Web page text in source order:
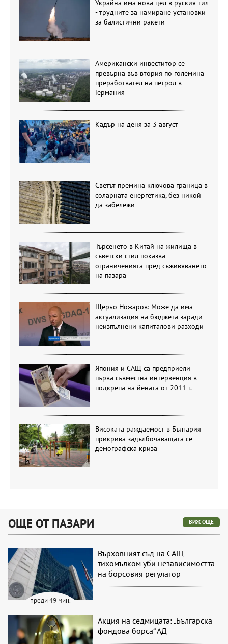
Украйна има нова цел в руския тил
- трудните за намиране установки
за балистични ракети
Американски инвеститор се
превърна във втория по големина
преработвател на петрол в
Германия
Кадър на деня за 3 август
Светът премина ключова граница в
соларната енергетика, без никой
да забележи
Търсенето в Китай на жилища в
съветски стил показва
ограниченията пред съживяването
на пазара
Щерьо Ножаров: Може да има
актуализация на бюджета заради
неизпълнени капиталови разходи
Япония и САЩ са предприели
първа съвместна интервенция в
подкрепа на йената от 2011 г.
Високата раждаемост в България
прикрива задълбочаващата се
демографска криза
ОЩЕ ОТ ПАЗАРИ ВИЖ ОЩЕ
преди 49 мин.
Върховният съд на САЩ
тихомълком уби независимостта
на борсовия регулатор
Акция на седмицата: „Българска
фондова борса“ АД